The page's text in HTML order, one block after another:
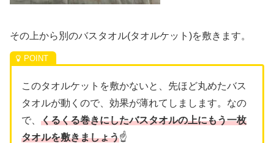
その上から別のバスタオル(タオルケット)を敷きます。
このタオルケットを敷かないと、先ほど丸めたバス
タオルが動くので、効果が薄れてしまします。なの
で、 くるくる巻きにしたバスタオルの上にもう一枚
タオルを敷きましょう☝